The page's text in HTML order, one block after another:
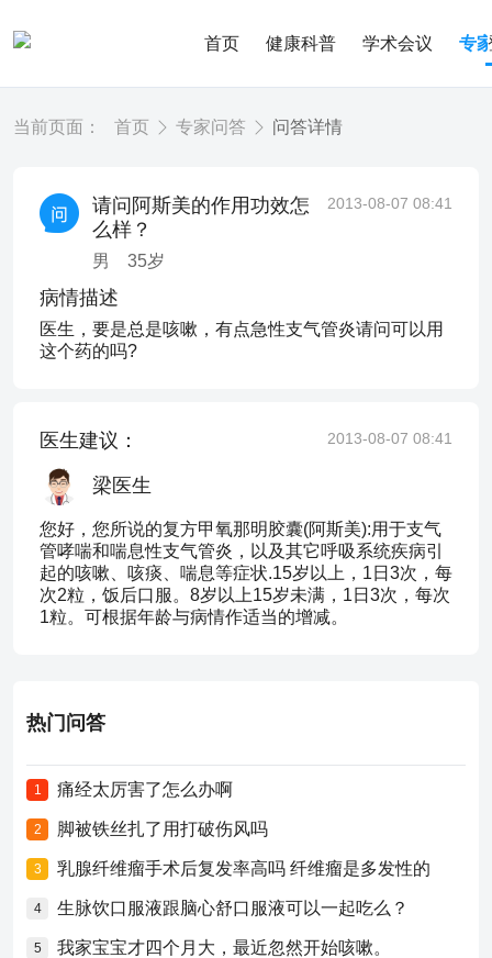
首页 健康科普 学术会议 专
当前页面： 首页 专家问答 问答详情
请问阿斯美的作用功效怎
么样？
男 35岁
2013-08-07 08:41
病情描述
医生，要是总是咳嗽，有点急性支气管炎请问可以用
这个药的吗?
医生建议： 2013-08-07 08:41
梁医生
您好，您所说的复方甲氧那明胶囊(阿斯美):用于支气
管哮喘和喘息性支气管炎，以及其它呼吸系统疾病引
起的咳嗽、咳痰、喘息等症状.15岁以上，1日3次，每
次2粒，饭后口服。8岁以上15岁未满，1日3次，每次
1粒。可根据年龄与病情作适当的增减。
热门问答
1 痛经太厉害了怎么办啊
2 脚被铁丝扎了用打破伤风吗
3 乳腺纤维瘤手术后复发率高吗 纤维瘤是多发性的
4 生脉饮口服液跟脑心舒口服液可以一起吃么？
5 我家宝宝才四个月大，最近忽然开始咳嗽。